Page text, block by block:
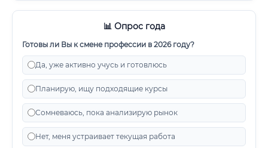
📊 Опрос года
Готовы ли Вы к смене профессии в 2026 году?
Да, уже активно учусь и готовлюсь
Планирую, ищу подходящие курсы
Сомневаюсь, пока анализирую рынок
Нет, меня устраивает текущая работа